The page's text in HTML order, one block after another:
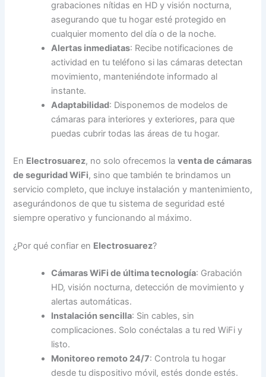
grabaciones nítidas en HD y visión nocturna,
asegurando que tu hogar esté protegido en
cualquier momento del día o de la noche.
Alertas inmediatas: Recibe notificaciones de
actividad en tu teléfono si las cámaras detectan
movimiento, manteniéndote informado al
instante.
Adaptabilidad: Disponemos de modelos de
cámaras para interiores y exteriores, para que
puedas cubrir todas las áreas de tu hogar.
En Electrosuarez, no solo ofrecemos laventa de cámaras
de seguridad WiFi, sino que también te brindamos un
servicio completo, que incluye instalación y mantenimiento,
asegurándonos de que tu sistema de seguridad esté
siempre operativo y funcionando al máximo.
¿Por qué confiar en Electrosuarez?
Cámaras WiFi de última tecnología: Grabación
HD, visión nocturna, detección de movimiento y
alertas automáticas.
Instalación sencilla: Sin cables, sin
complicaciones. Solo conéctalas a tu red WiFi y
listo.
Monitoreo remoto 24/7: Controla tu hogar
desde tu dispositivo móvil, estés donde estés.